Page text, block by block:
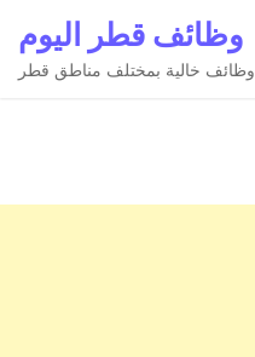
وظائف قطر اليوم
وظائف خالية بمختلف مناطق قطر